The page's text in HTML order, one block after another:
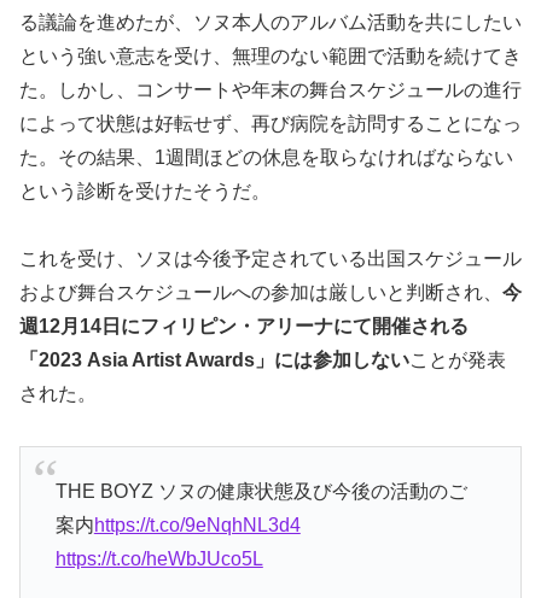
る議論を進めたが、ソヌ本人のアルバム活動を共にしたい
という強い意志を受け、無理のない範囲で活動を続けてき
た。しかし、コンサートや年末の舞台スケジュールの進行
によって状態は好転せず、再び病院を訪問することになっ
た。その結果、1週間ほどの休息を取らなければならない
という診断を受けたそうだ。
これを受け、ソヌは今後予定されている出国スケジュール
および舞台スケジュールへの参加は厳しいと判断され、 今
週12月14日にフィリピン・アリーナにて開催される
「2023 Asia Artist Awards」には参加しないことが発表
された。
THE BOYZ ソヌの健康状態及び今後の活動のご
案内https://t.co/9eNqhNL3d4
https://t.co/heWbJUco5L